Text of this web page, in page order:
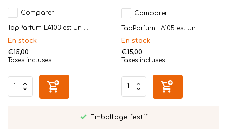
Comparer
TapParfum LA103 est un ...
En stock
€15,00
Taxes incluses
Comparer
TapParfum LA105 est un ...
En stock
€15,00
Taxes incluses
Emballage festif